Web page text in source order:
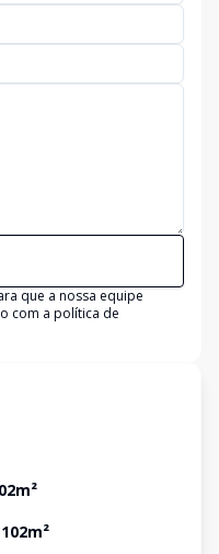
que a nossa equipe
com a política de
m²
102m²